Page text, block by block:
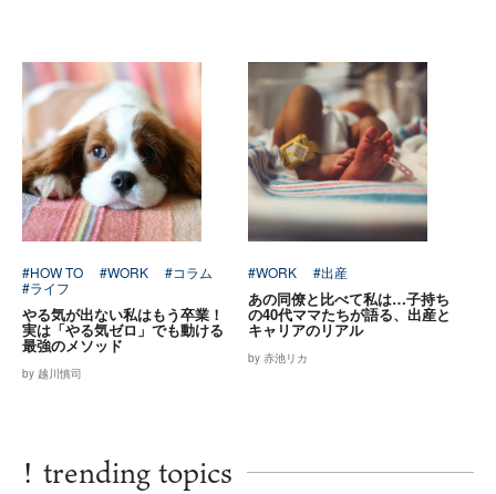
#HOW TO #WORK
#コラム
#ライフ
やる気が出ない私はもう卒業！
実は「やる気ゼロ」でも動ける
最強のメソッド
by 越川慎司
#WORK #出産
あの同僚と比べて私は…子持ち
の40代ママたちが語る、出産と
キャリアのリアル
by 赤池リカ
! trending topics